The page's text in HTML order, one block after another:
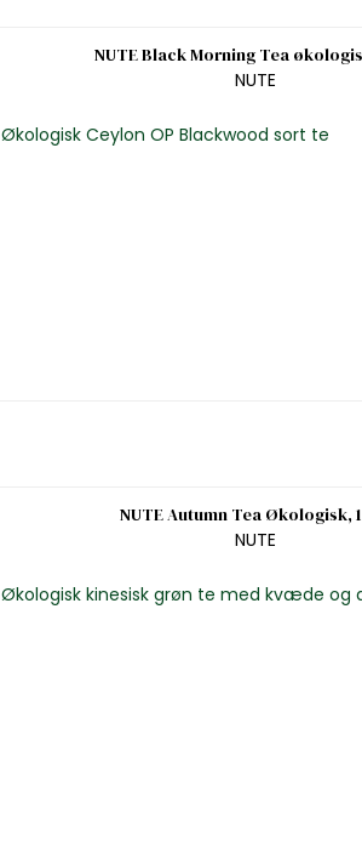
NUTE Black Morning Tea
NUTE
Økologisk Ceylon OP Blackwood sort te
NUTE Autumn Tea Økologisk,
NUTE
Økologisk kinesisk grøn te med kvæde og